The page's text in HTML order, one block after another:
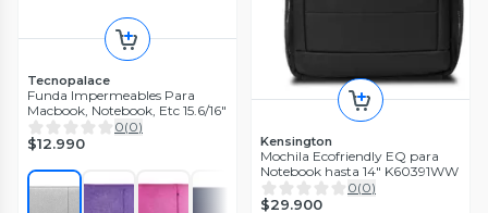
Tecnopalace
Funda Impermeables Para
Macbook, Notebook, Etc 15.6/16"
0(0)
$12.990 Kensington
Mochila Ecofriendly EQ para
Notebook hasta 14" K60391WW
0(0)
$29.900